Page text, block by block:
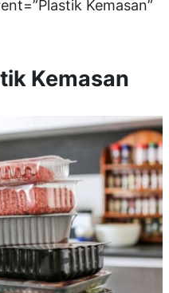
Kemasan”
Kemasan